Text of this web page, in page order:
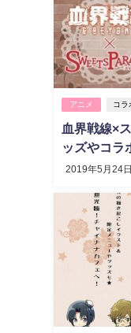
アニメ コラ
血界戦線×
ッズやコラ
2019年5月24日